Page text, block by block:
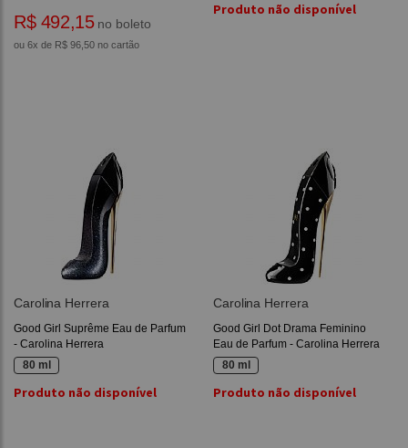
R$ 492,15no boleto
ou 6x de R$ 96,50 no cartão
Produto não disponível
Carolina Herrera
Good Girl Suprême Eau de Parfum
- Carolina Herrera
80 ml
Produto não disponível
Carolina Herrera
Good Girl Dot Drama Feminino
Eau de Parfum - Carolina Herrera
80 ml
Produto não disponível